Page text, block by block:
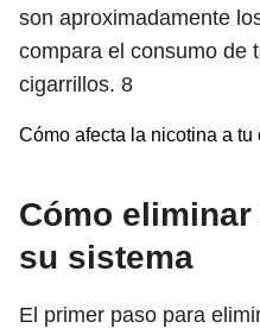
son aproximadamente
compara el consumo de
cigarrillos. 8
Cómo afecta la nicotina a tu
Cómo
su sistema
El primer paso para